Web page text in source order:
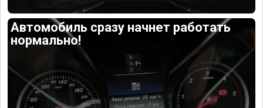
Автомобиль сразу начнет работать
нормально!